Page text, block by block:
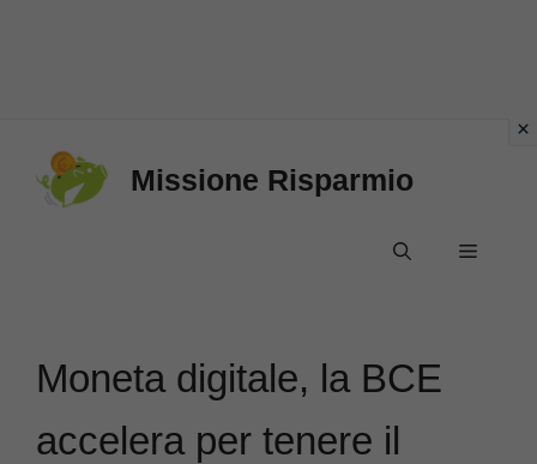
Missione Risparmio
Menu
Moneta digitale, la BCE
accelera per tenere il